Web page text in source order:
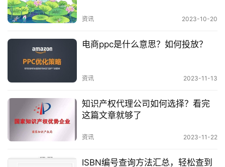
资讯 2023-10-20
电商ppc是什么意思？如何投放？
资讯 2023-11-13
知识产权代理公司如何选择？看完
这篇文章就够了
资讯 2023-11-22
ISBN编号查询方法汇总，轻松查到